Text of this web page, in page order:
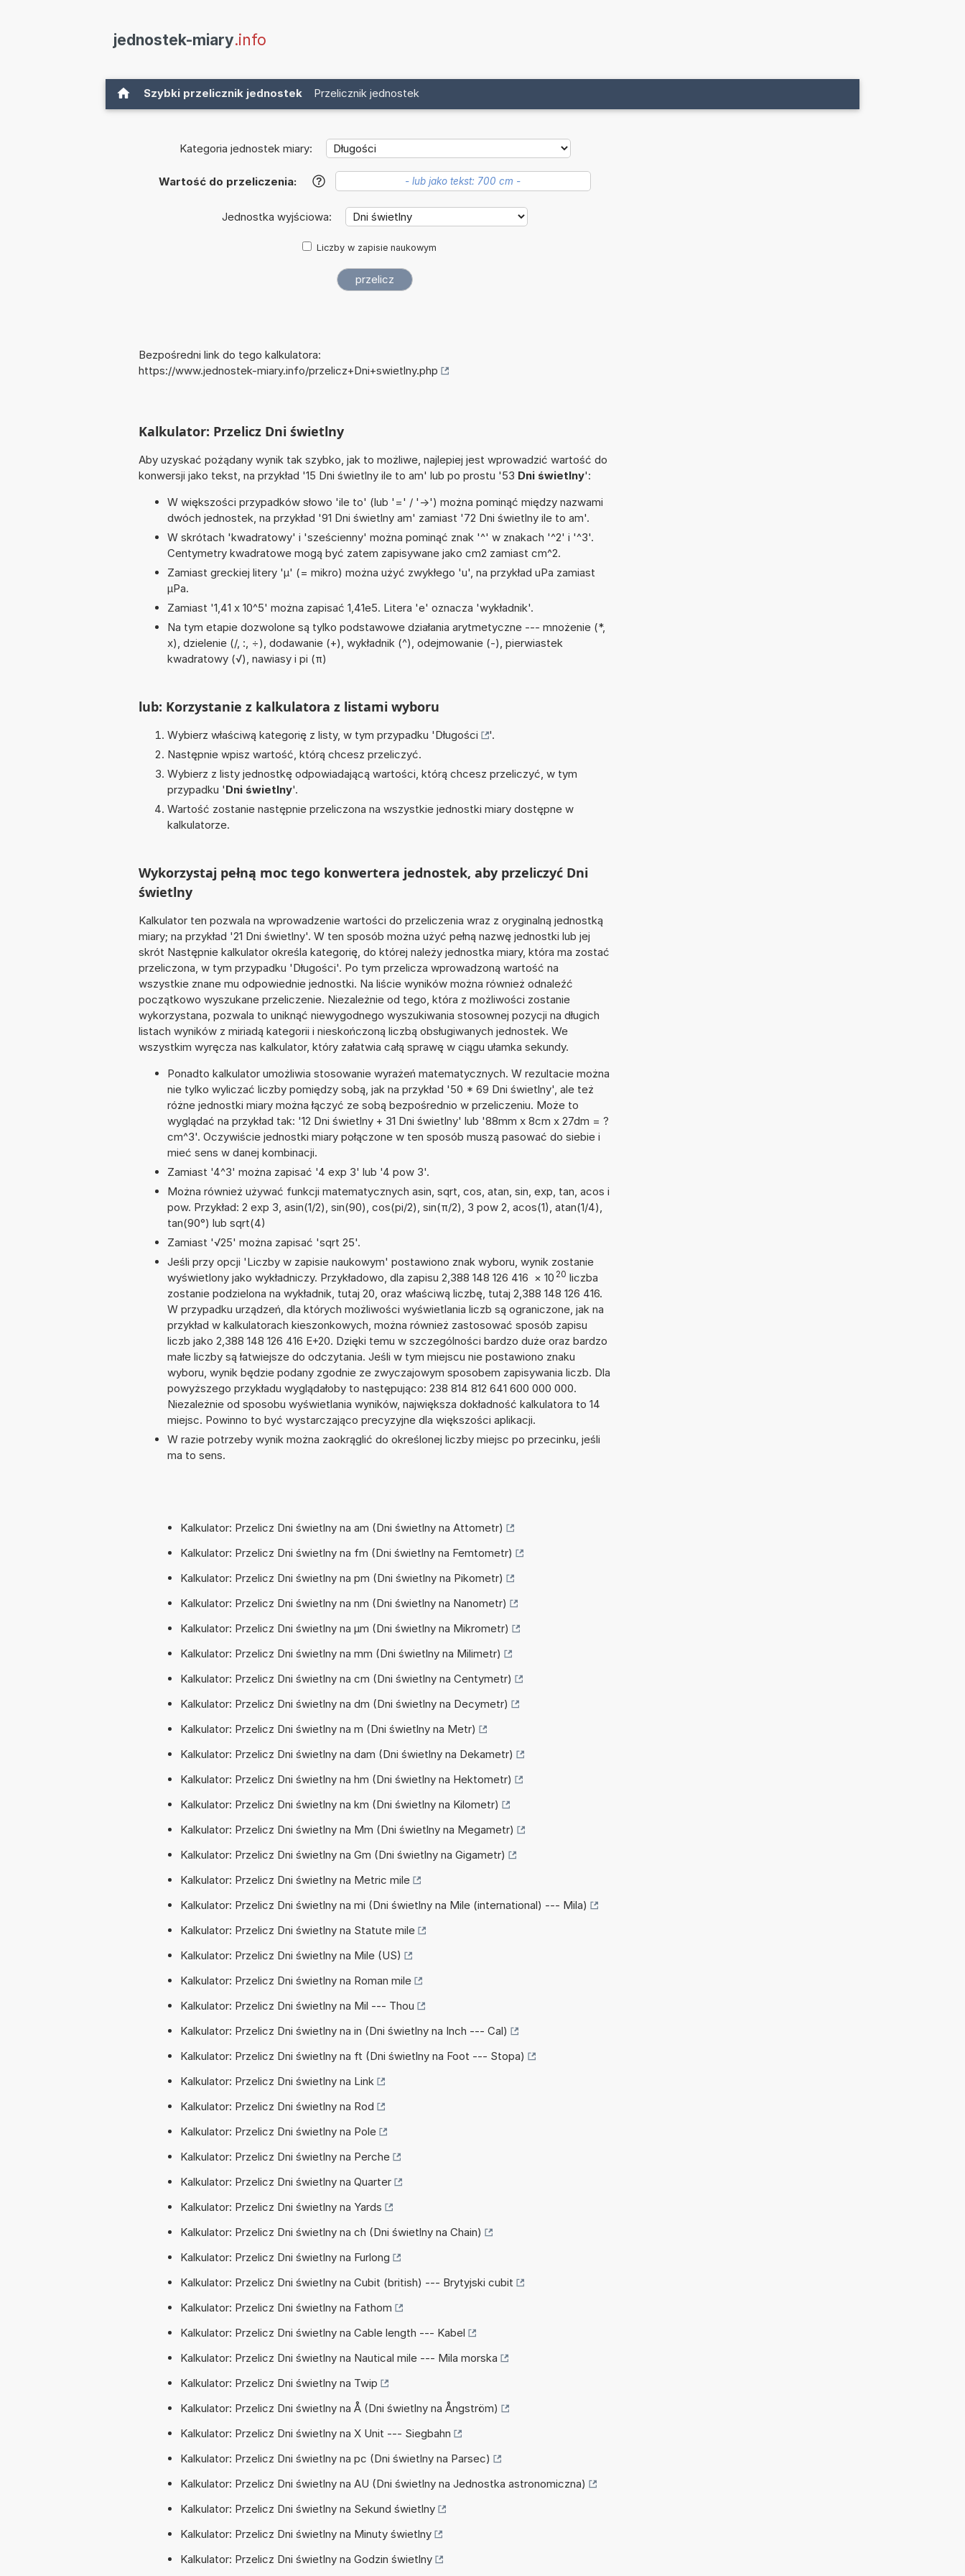
jednostek-miary.info
Szybki przelicznik jednostek Przelicznik jednostek
Kategoria jednostek miary:
Wartość do przeliczenia: ?
Jednostka wyjściowa:
Liczby w zapisie naukowym
Bezpośredni link do tego kalkulatora:
https://www.jednostek-miary.info/przelicz+Dni+swietlny.php
Kalkulator: Przelicz Dni świetlny
Aby uzyskać pożądany wynik tak szybko, jak to możliwe, najlepiej jest wprowadzić wartość do
konwersji jako tekst, na przykład '15 Dni świetlny ile to am' lub po prostu '53 Dni świetlny':
W większości przypadków słowo 'ile to' (lub '=' / '->') można pominąć między nazwami
dwóch jednostek, na przykład '91 Dni świetlny am' zamiast '72 Dni świetlny ile to am'.
W skrótach 'kwadratowy' i 'sześcienny' można pominąć znak '^' w znakach '^2' i '^3'.
Centymetry kwadratowe mogą być zatem zapisywane jako cm2 zamiast cm^2.
Zamiast greckiej litery 'µ' (= mikro) można użyć zwykłego 'u', na przykład uPa zamiast
µPa.
Zamiast '1,41 x 10^5' można zapisać 1,41e5. Litera 'e' oznacza 'wykładnik'.
Na tym etapie dozwolone są tylko podstawowe działania arytmetyczne --- mnożenie (*,
x), dzielenie (/, :, ÷), dodawanie (+), wykładnik (^), odejmowanie (-), pierwiastek
kwadratowy (√), nawiasy i pi (π)
lub: Korzystanie z kalkulatora z listami wyboru
Wybierz właściwą kategorię z listy, w tym przypadku 'Długości
'.
Następnie wpisz wartość, którą chcesz przeliczyć.
Wybierz z listy jednostkę odpowiadającą wartości, którą chcesz przeliczyć, w tym
przypadku 'Dni świetlny'.
Wartość zostanie następnie przeliczona na wszystkie jednostki miary dostępne w
kalkulatorze.
Wykorzystaj pełną moc tego konwertera jednostek, aby przeliczyć Dni
świetlny
Kalkulator ten pozwala na wprowadzenie wartości do przeliczenia wraz z oryginalną jednostką
miary; na przykład '21 Dni świetlny'. W ten sposób można użyć pełną nazwę jednostki lub jej
skrót Następnie kalkulator określa kategorię, do której należy jednostka miary, która ma zostać
przeliczona, w tym przypadku 'Długości'. Po tym przelicza wprowadzoną wartość na
wszystkie znane mu odpowiednie jednostki. Na liście wyników można również odnaleźć
początkowo wyszukane przeliczenie. Niezależnie od tego, która z możliwości zostanie
wykorzystana, pozwala to uniknąć niewygodnego wyszukiwania stosownej pozycji na długich
listach wyników z miriadą kategorii i nieskończoną liczbą obsługiwanych jednostek. We
wszystkim wyręcza nas kalkulator, który załatwia całą sprawę w ciągu ułamka sekundy.
Ponadto kalkulator umożliwia stosowanie wyrażeń matematycznych. W rezultacie można
nie tylko wyliczać liczby pomiędzy sobą, jak na przykład '50 * 69 Dni świetlny', ale też
różne jednostki miary można łączyć ze sobą bezpośrednio w przeliczeniu. Może to
wyglądać na przykład tak: '12 Dni świetlny + 31 Dni świetlny' lub '88mm x 8cm x 27dm = ?
cm^3'. Oczywiście jednostki miary połączone w ten sposób muszą pasować do siebie i
mieć sens w danej kombinacji.
Zamiast '4^3' można zapisać '4 exp 3' lub '4 pow 3'.
Można również używać funkcji matematycznych asin, sqrt, cos, atan, sin, exp, tan, acos i
pow. Przykład: 2 exp 3, asin(1/2), sin(90), cos(pi/2), sin(π/2), 3 pow 2, acos(1), atan(1/4),
tan(90°) lub sqrt(4)
Zamiast '√25' można zapisać 'sqrt 25'.
Jeśli przy opcji 'Liczby w zapisie naukowym' postawiono znak wyboru, wynik zostanie
wyświetlony jako wykładniczy. Przykładowo, dla zapisu 2,388 148 126 416 × 10 20 liczba
zostanie podzielona na wykładnik, tutaj 20, oraz właściwą liczbę, tutaj 2,388 148 126 416.
W przypadku urządzeń, dla których możliwości wyświetlania liczb są ograniczone, jak na
przykład w kalkulatorach kieszonkowych, można również zastosować sposób zapisu
liczb jako 2,388 148 126 416 E+20. Dzięki temu w szczególności bardzo duże oraz bardzo
małe liczby są łatwiejsze do odczytania. Jeśli w tym miejscu nie postawiono znaku
wyboru, wynik będzie podany zgodnie ze zwyczajowym sposobem zapisywania liczb. Dla
powyższego przykładu wyglądałoby to następująco: 238 814 812 641 600 000 000.
Niezależnie od sposobu wyświetlania wyników, największa dokładność kalkulatora to 14
miejsc. Powinno to być wystarczająco precyzyjne dla większości aplikacji.
W razie potrzeby wynik można zaokrąglić do określonej liczby miejsc po przecinku, jeśli
ma to sens.
Kalkulator: Przelicz Dni świetlny na am (Dni świetlny na Attometr)
Kalkulator: Przelicz Dni świetlny na fm (Dni świetlny na Femtometr)
Kalkulator: Przelicz Dni świetlny na pm (Dni świetlny na Pikometr)
Kalkulator: Przelicz Dni świetlny na nm (Dni świetlny na Nanometr)
Kalkulator: Przelicz Dni świetlny na µm (Dni świetlny na Mikrometr)
Kalkulator: Przelicz Dni świetlny na mm (Dni świetlny na Milimetr)
Kalkulator: Przelicz Dni świetlny na cm (Dni świetlny na Centymetr)
Kalkulator: Przelicz Dni świetlny na dm (Dni świetlny na Decymetr)
Kalkulator: Przelicz Dni świetlny na m (Dni świetlny na Metr)
Kalkulator: Przelicz Dni świetlny na dam (Dni świetlny na Dekametr)
Kalkulator: Przelicz Dni świetlny na hm (Dni świetlny na Hektometr)
Kalkulator: Przelicz Dni świetlny na km (Dni świetlny na Kilometr)
Kalkulator: Przelicz Dni świetlny na Mm (Dni świetlny na Megametr)
Kalkulator: Przelicz Dni świetlny na Gm (Dni świetlny na Gigametr)
Kalkulator: Przelicz Dni świetlny na Metric mile
Kalkulator: Przelicz Dni świetlny na mi (Dni świetlny na Mile (international) --- Mila)
Kalkulator: Przelicz Dni świetlny na Statute mile
Kalkulator: Przelicz Dni świetlny na Mile (US)
Kalkulator: Przelicz Dni świetlny na Roman mile
Kalkulator: Przelicz Dni świetlny na Mil --- Thou
Kalkulator: Przelicz Dni świetlny na in (Dni świetlny na Inch --- Cal)
Kalkulator: Przelicz Dni świetlny na ft (Dni świetlny na Foot --- Stopa)
Kalkulator: Przelicz Dni świetlny na Link
Kalkulator: Przelicz Dni świetlny na Rod
Kalkulator: Przelicz Dni świetlny na Pole
Kalkulator: Przelicz Dni świetlny na Perche
Kalkulator: Przelicz Dni świetlny na Quarter
Kalkulator: Przelicz Dni świetlny na Yards
Kalkulator: Przelicz Dni świetlny na ch (Dni świetlny na Chain)
Kalkulator: Przelicz Dni świetlny na Furlong
Kalkulator: Przelicz Dni świetlny na Cubit (british) --- Brytyjski cubit
Kalkulator: Przelicz Dni świetlny na Fathom
Kalkulator: Przelicz Dni świetlny na Cable length --- Kabel
Kalkulator: Przelicz Dni świetlny na Nautical mile --- Mila morska
Kalkulator: Przelicz Dni świetlny na Twip
Kalkulator: Przelicz Dni świetlny na Å (Dni świetlny na Ångström)
Kalkulator: Przelicz Dni świetlny na X Unit --- Siegbahn
Kalkulator: Przelicz Dni świetlny na pc (Dni świetlny na Parsec)
Kalkulator: Przelicz Dni świetlny na AU (Dni świetlny na Jednostka astronomiczna)
Kalkulator: Przelicz Dni świetlny na Sekund świetlny
Kalkulator: Przelicz Dni świetlny na Minuty świetlny
Kalkulator: Przelicz Dni świetlny na Godzin świetlny